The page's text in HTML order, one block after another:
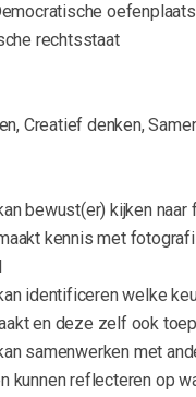
rechtsstaat
Creatief denken,
bewust(er) kijken
kennis met
identificeren welke
en deze zelf ook
samenwerken met
kunnen reflecteren op